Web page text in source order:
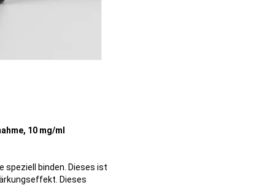
10 mg/ml
speziell binden. Dieses ist
Dieses